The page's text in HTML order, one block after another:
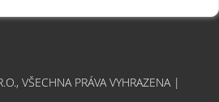
VŠECHNA PRÁVA VYHRAZENA |